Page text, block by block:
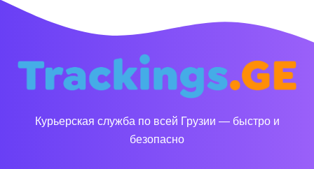
Курьерская служба по всей Грузии — быстро и
безопасно